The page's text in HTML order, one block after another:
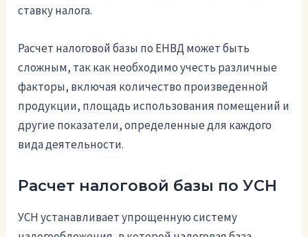
ставку налога.
Расчет налоговой базы по ЕНВД может быть
сложным, так как необходимо учесть различные
факторы, включая количество произведенной
продукции, площадь использования помещений и
другие показатели, определенные для каждого
вида деятельности.
Расчет налоговой базы по УСН
УСН устанавливает упрощенную систему